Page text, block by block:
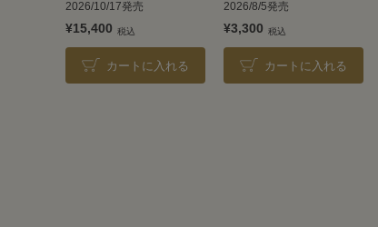
2026/10/17発売
¥15,400
カートに入れる
2026
2026/8/5発売
¥3,300
カートに入れる